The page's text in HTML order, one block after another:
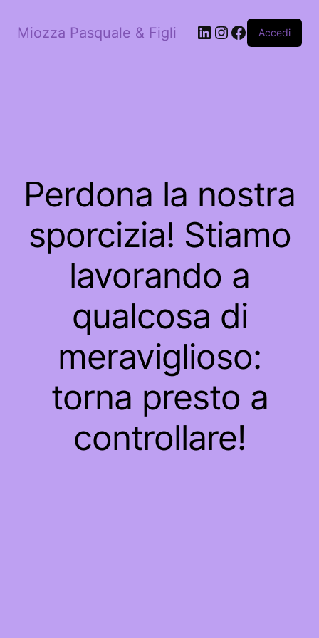
Miozza Pasquale & Figli LinkedIn
Instagram
Facebook
Accedi
Perdona la nostra
sporcizia! Stiamo
lavorando a
qualcosa di
meraviglioso:
torna presto a
controllare!